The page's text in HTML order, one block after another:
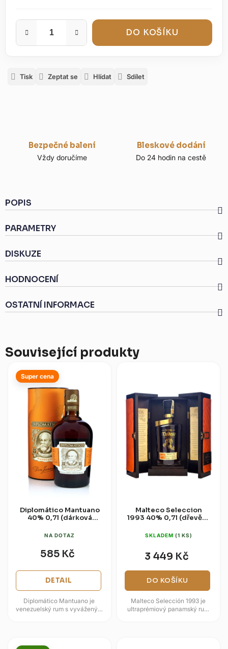
DO KOŠÍKU
Tisk Zeptat se Hlídat Sdílet
Bezpečné balení
Vždy doručíme
Bleskové dodání
Do 24 hodin na cestě
POPIS
PARAMETRY
DISKUZE
HODNOCENÍ
OSTATNÍ INFORMACE
Související produkty
Super cena
Diplomático Mantuano
40% 0,7l (dárková
NA DOTAZ
585 Kč
DETAIL
Diplomático Mantuano je
venezuelský rum s vyváženým
Malteco Seleccion
1993 40% 0,7l (dřevěná
SKLADEM (1 KS)
3 449 Kč
DO KOŠÍKU
Malteco Selección 1993 je
ultraprémiový panamský rum